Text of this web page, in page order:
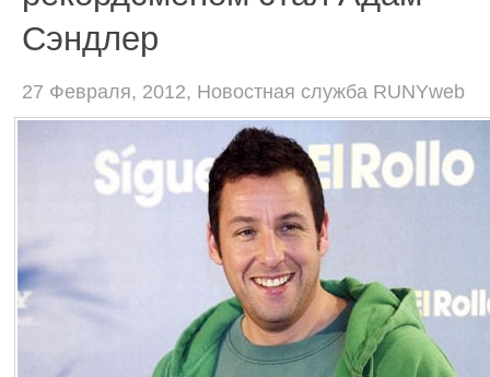
Сэндлер
27 Февраля, 2012, Новостная служба RUNYweb